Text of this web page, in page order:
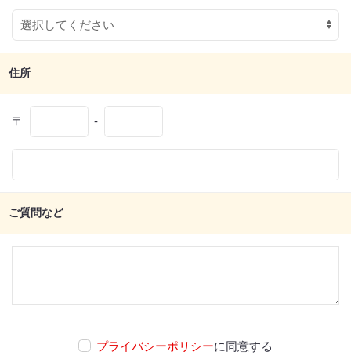
住所
〒 -
ご質問など
プライバシーポリシーに同意する